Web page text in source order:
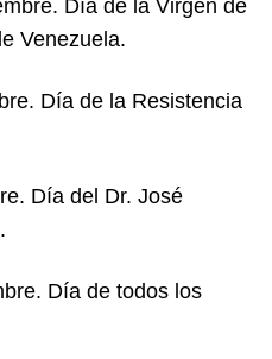
Día de la Virgen de
Venezuela.
Día de la Resistencia
Día del Dr. José
Día de todos los